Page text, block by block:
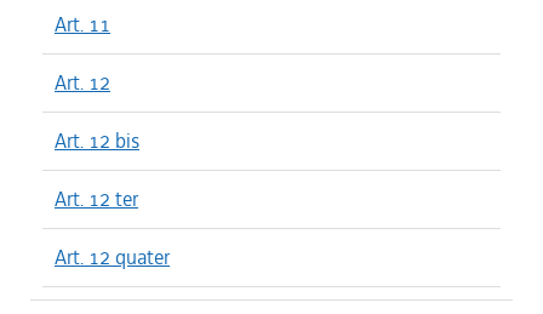
Art. 11
Art. 12
Art. 12 bis
Art. 12 ter
Art. 12 quater